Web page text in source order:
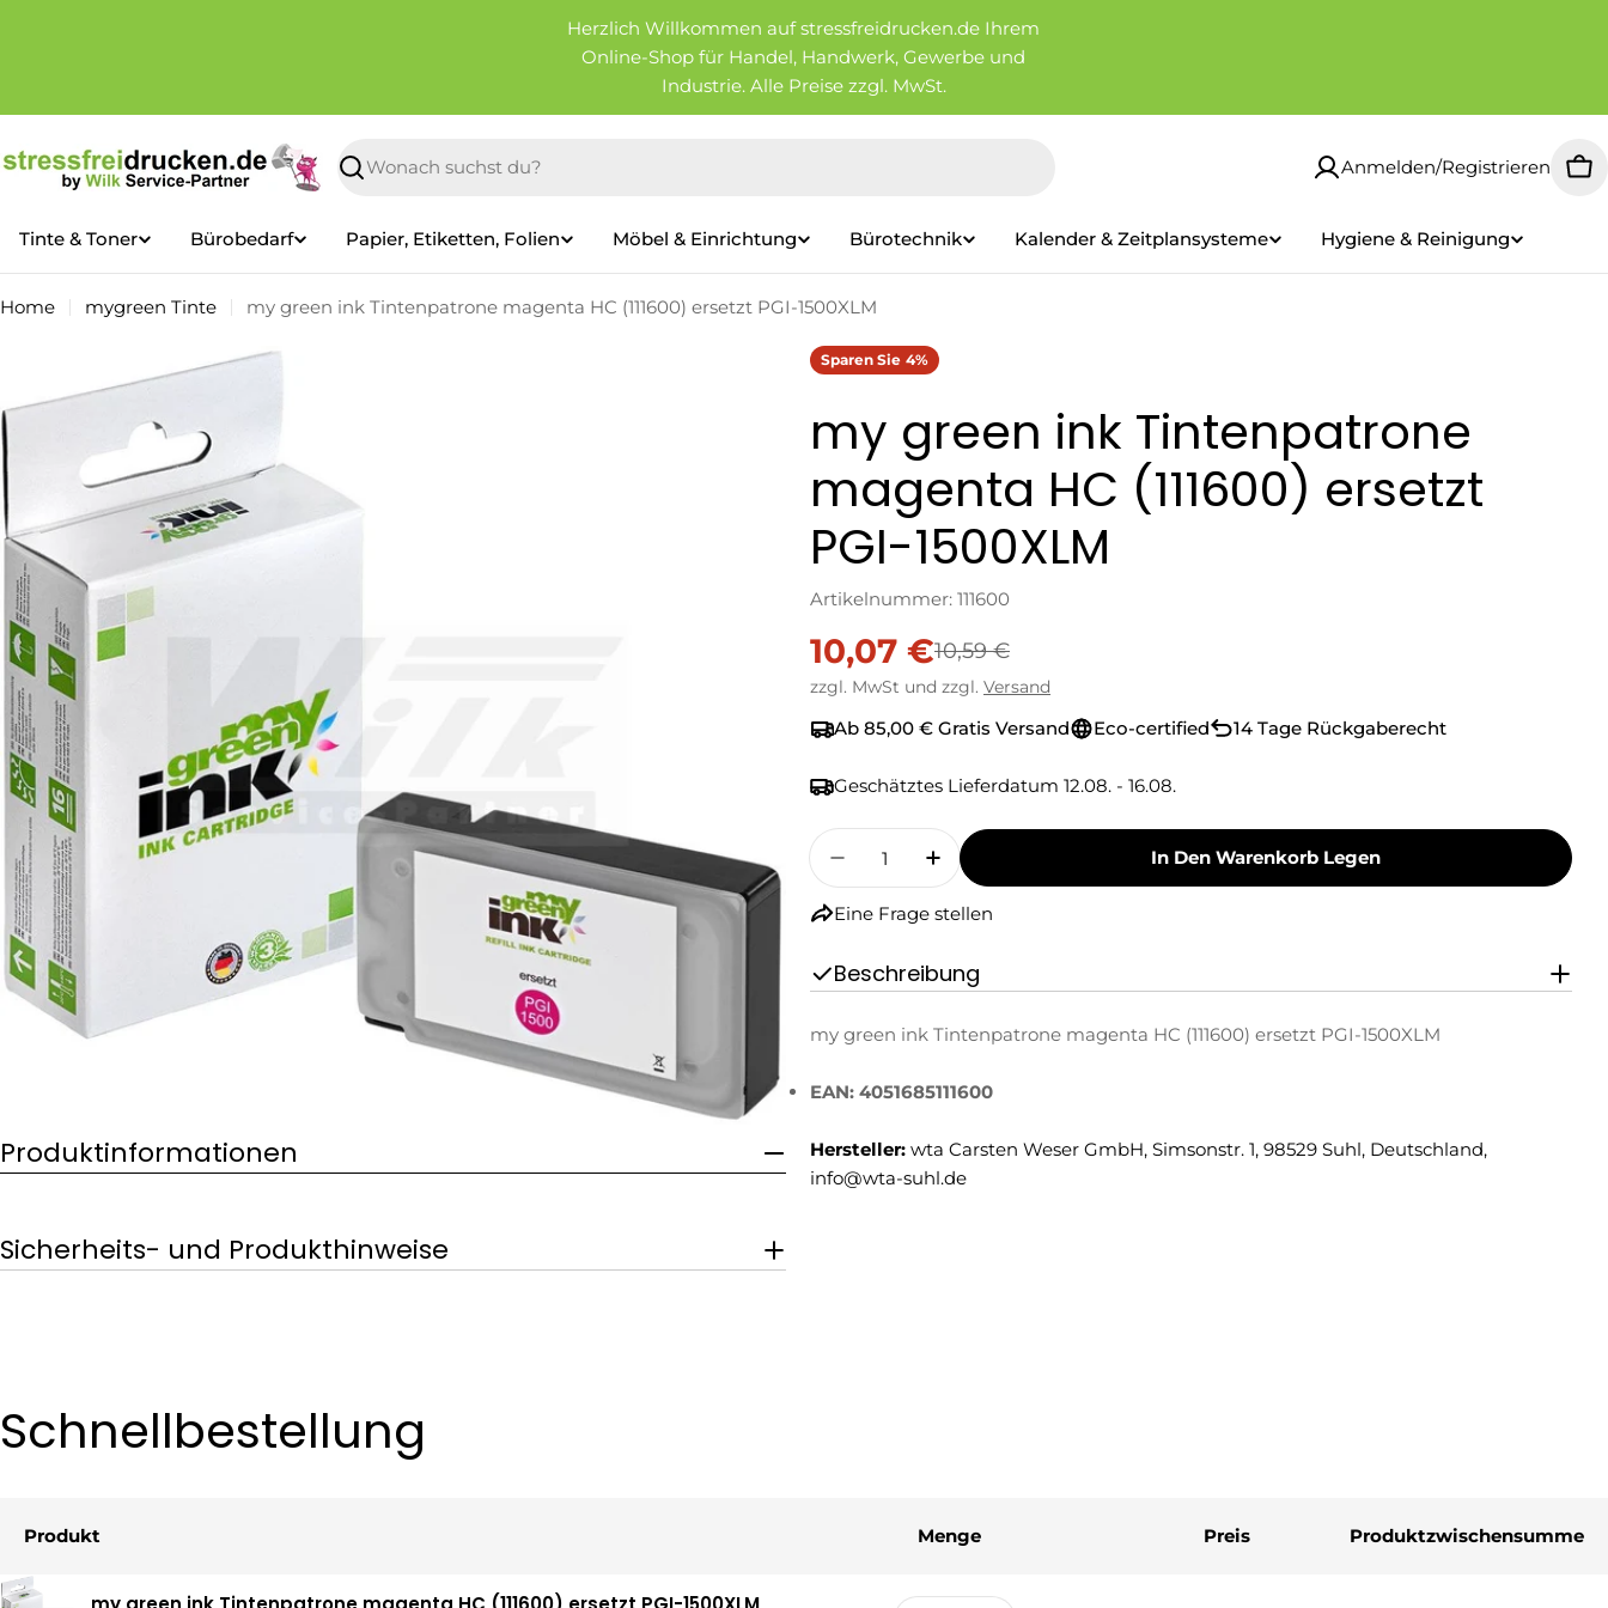
Herzlich Willkommen auf stressfreidrucken.de Ihrem
Online-Shop für Handel, Handwerk, Gewerbe und
Industrie. Alle Preise zzgl. MwSt.
Suchen
Anmelden/Registrieren
Tinte & Toner Bürobedarf Papier, Etiketten, Folien Möbel & Einrichtung Bürotechnik Kalender & Zeitplansysteme Hygiene & Reinigung
Home mygreen Tinte my green ink Tintenpatrone magenta HC (111600) ersetzt PGI-1500XLM
den
Produktinformationen
Sie das Medium 0 im Modalformat
Produktinformationen
Sicherheits- und Produkthinweise
Sparen Sie 4%
my green ink Tintenpatrone
magenta HC (111600) ersetzt
PGI-1500XLM
Artikelnummer: 111600
Verkaufspreis
10,07 €
Regulärer
Preis
10,59 €
zzgl. MwSt und zzgl. Versand
Ab 85,00 € Gratis Versand Eco-certified 14 Tage Rückgaberecht
Geschätztes Lieferdatum 12.08. - 16.08.
Menge
Menge Für My Green Ink Tintenpatrone Magenta HC (111600) Ersetzt
Menge Für My Green Ink Tintenpatrone Magenta HC
In Den Warenkorb Legen
Eine Frage stellen
Die mit * gekennzeichneten
Beschreibung
my green ink Tintenpatrone magenta HC (111600) ersetzt PGI-1500XLM
EAN: 4051685111600
Hersteller: wta Carsten Weser GmbH, Simsonstr. 1, 98529 Suhl, Deutschland,
info@wta-suhl.de
Schnellbestellung
Ihr
Produkt Menge Preis Produktzwischensumme